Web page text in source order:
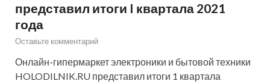
представил итоги I квартала 2021
года
Оставьте комментарий
Онлайн-гипермаркет электроники и бытовой техники
HOLODILNIK.RU представил итоги 1 квартала